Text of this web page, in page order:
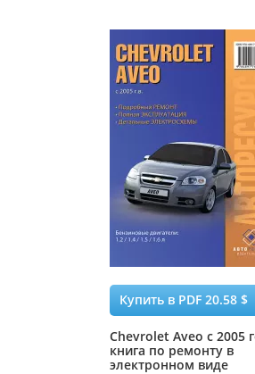
Купить в PDF 20.58 $
Chevrolet Aveo с 2005
книга по ремонту в
электронном виде